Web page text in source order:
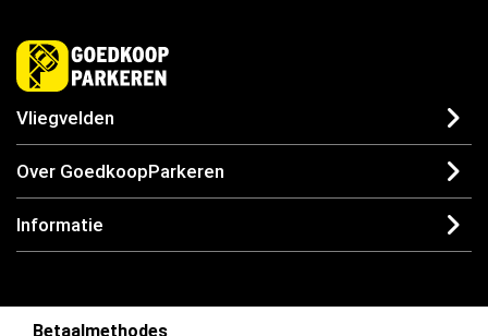
Vliegvelden
Over GoedkoopParkeren
Informatie
Betaalmethodes